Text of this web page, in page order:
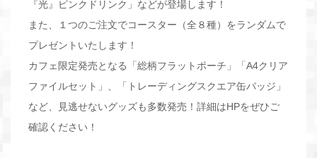
『光』ピンクドリンク」などが登場します！
また、１つのご注文でコースター（全８種）をランダムで
プレゼントいたします！
カフェ限定発売となる「総柄フラットポーチ」「A4クリア
ファイルセット」、「トレーディングスクエア缶バッジ」
など、見逃せないグッズも多数発売！詳細はHPをぜひご
確認ください！